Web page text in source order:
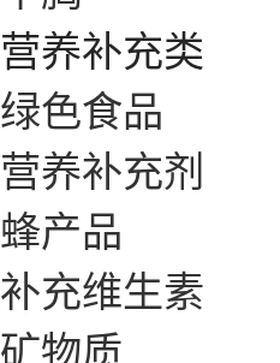
营养补充类
绿色食品
营养补充剂
蜂产品
补充维生素
矿物质